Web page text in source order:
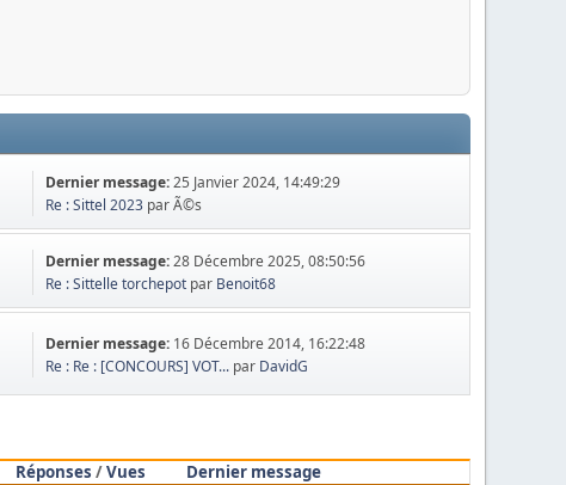
Dernier message:25 Janvier 2024, 14:49:29
Re : Sittel 2023 par Ã©s
Dernier message:28 Décembre 2025, 08:50:56
Re : Sittelle torchepot par Benoit68
Dernier message: 16 Décembre 2014, 16:22:48
Re : Re : [CONCOURS] VOT... par DavidG
Réponses /Vues
Dernier message